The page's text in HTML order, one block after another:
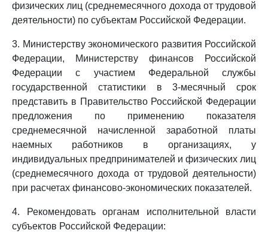
физических лиц (среднемесячного дохода от трудовой
деятельности) по субъектам Российской Федерации.
3. Министерству экономического развития Российской
Федерации, Министерству финансов Российской
Федерации с участием Федеральной службы
государственной статистики в 3-месячный срок
представить в Правительство Российской Федерации
предложения по применению показателя
среднемесячной начисленной заработной платы
наемных работников в организациях, у
индивидуальных предпринимателей и физических лиц
(среднемесячного дохода от трудовой деятельности)
при расчетах финансово-экономических показателей.
4. Рекомендовать органам исполнительной власти
субъектов Российской Федерации: